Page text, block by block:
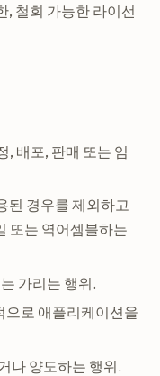
, 철회 가능한 라이선
, 배포, 판매 또는 임
된 경우를 제외하고
또는 역어셈블하는
가리는 행위.
으로 애플리케이션을
나 양도하는 행위.